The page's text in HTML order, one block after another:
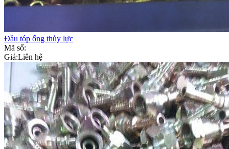
Đầu tóp ống thủy lực
Mã số:
Giá:Liên hệ